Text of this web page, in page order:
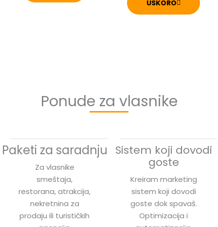
USKORO
Ponude za vlasnike
Paketi za saradnju
Za vlasnike
smeštaja,
restorana, atrakcija,
nekretnina za
prodaju ili turističkih
Sistem koji dovodi
goste
Kreiram marketing
sistem koji dovodi
goste dok spavaš.
Optimizacija i